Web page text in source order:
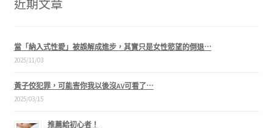
近期文章
當「納入式性愛」被誤解成進步，其實只是女性慾望的倒退⋯
2025/11/03
黃子佼犯罪，可能害你我以後沒AV可看了⋯
2025/03/15
推薦給初心者！